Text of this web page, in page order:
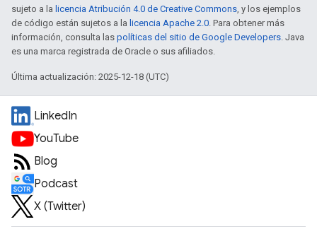
sujeto a la licencia Atribución 4.0 de Creative Commons, y los ejemplos
de código están sujetos a la licencia Apache 2.0. Para obtener más
información, consulta las políticas del sitio de Google Developers. Java
es una marca registrada de Oracle o sus afiliados.
Última actualización: 2025-12-18 (UTC)
LinkedIn
YouTube
Blog
Podcast
X (Twitter)